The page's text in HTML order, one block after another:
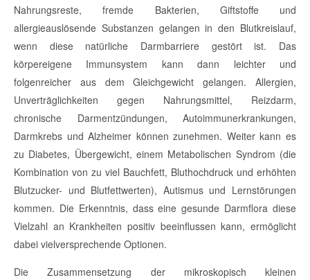
Nahrungsreste, fremde Bakterien, Giftstoffe und
allergieauslösende Substanzen gelangen in den Blutkreislauf,
wenn diese natürliche Darmbarriere gestört ist. Das
körpereigene Immunsystem kann dann leichter und
folgenreicher aus dem Gleichgewicht gelangen. Allergien,
Unverträglichkeiten gegen Nahrungsmittel, Reizdarm,
chronische Darmentzündungen, Autoimmunerkrankungen,
Darmkrebs und Alzheimer können zunehmen. Weiter kann es
zu Diabetes, Übergewicht, einem Metabolischen Syndrom (die
Kombination von zu viel Bauchfett, Bluthochdruck und erhöhten
Blutzucker- und Blutfettwerten), Autismus und Lernstörungen
kommen. Die Erkenntnis, dass eine gesunde Darmflora diese
Vielzahl an Krankheiten positiv beeinflussen kann, ermöglicht
dabei vielversprechende Optionen.
Die Zusammensetzung der mikroskopisch kleinen